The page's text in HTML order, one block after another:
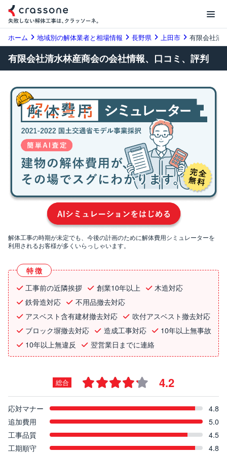
ホーム 地域別の解体業者と相場情報 長野県 上田市 有限会社清
有限会社清水林産商会の会社情報、口コミ、評判
解体工事の時期が未定でも、今後の計画のために解体費用シミュレーターを
利用されるお客様が多くいらっしゃいます。
特徴
工事前の近隣挨拶
創業10年以上
木造対応
鉄骨造対応
不用品撤去対応
アスベスト含有建材撤去対応
吹付アスベスト撤去対応
ブロック塀撤去対応
造成工事対応
10年以上無事故
10年以上無違反
翌営業日までに連絡
総合 4.2
応対マナー
4.8
追加費用
5.0
工事品質
4.5
工期順守
4.8